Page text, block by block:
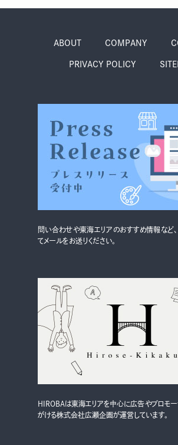
ABOUT COMPANY
PRIVACY POLICY
問い合わせや東海エリアのおすすめ情報など、
てメールをお送りください。
HIROBAは東海エリアを中心に広告やプロモー
がける株式会社広瀬企画が運営しています。